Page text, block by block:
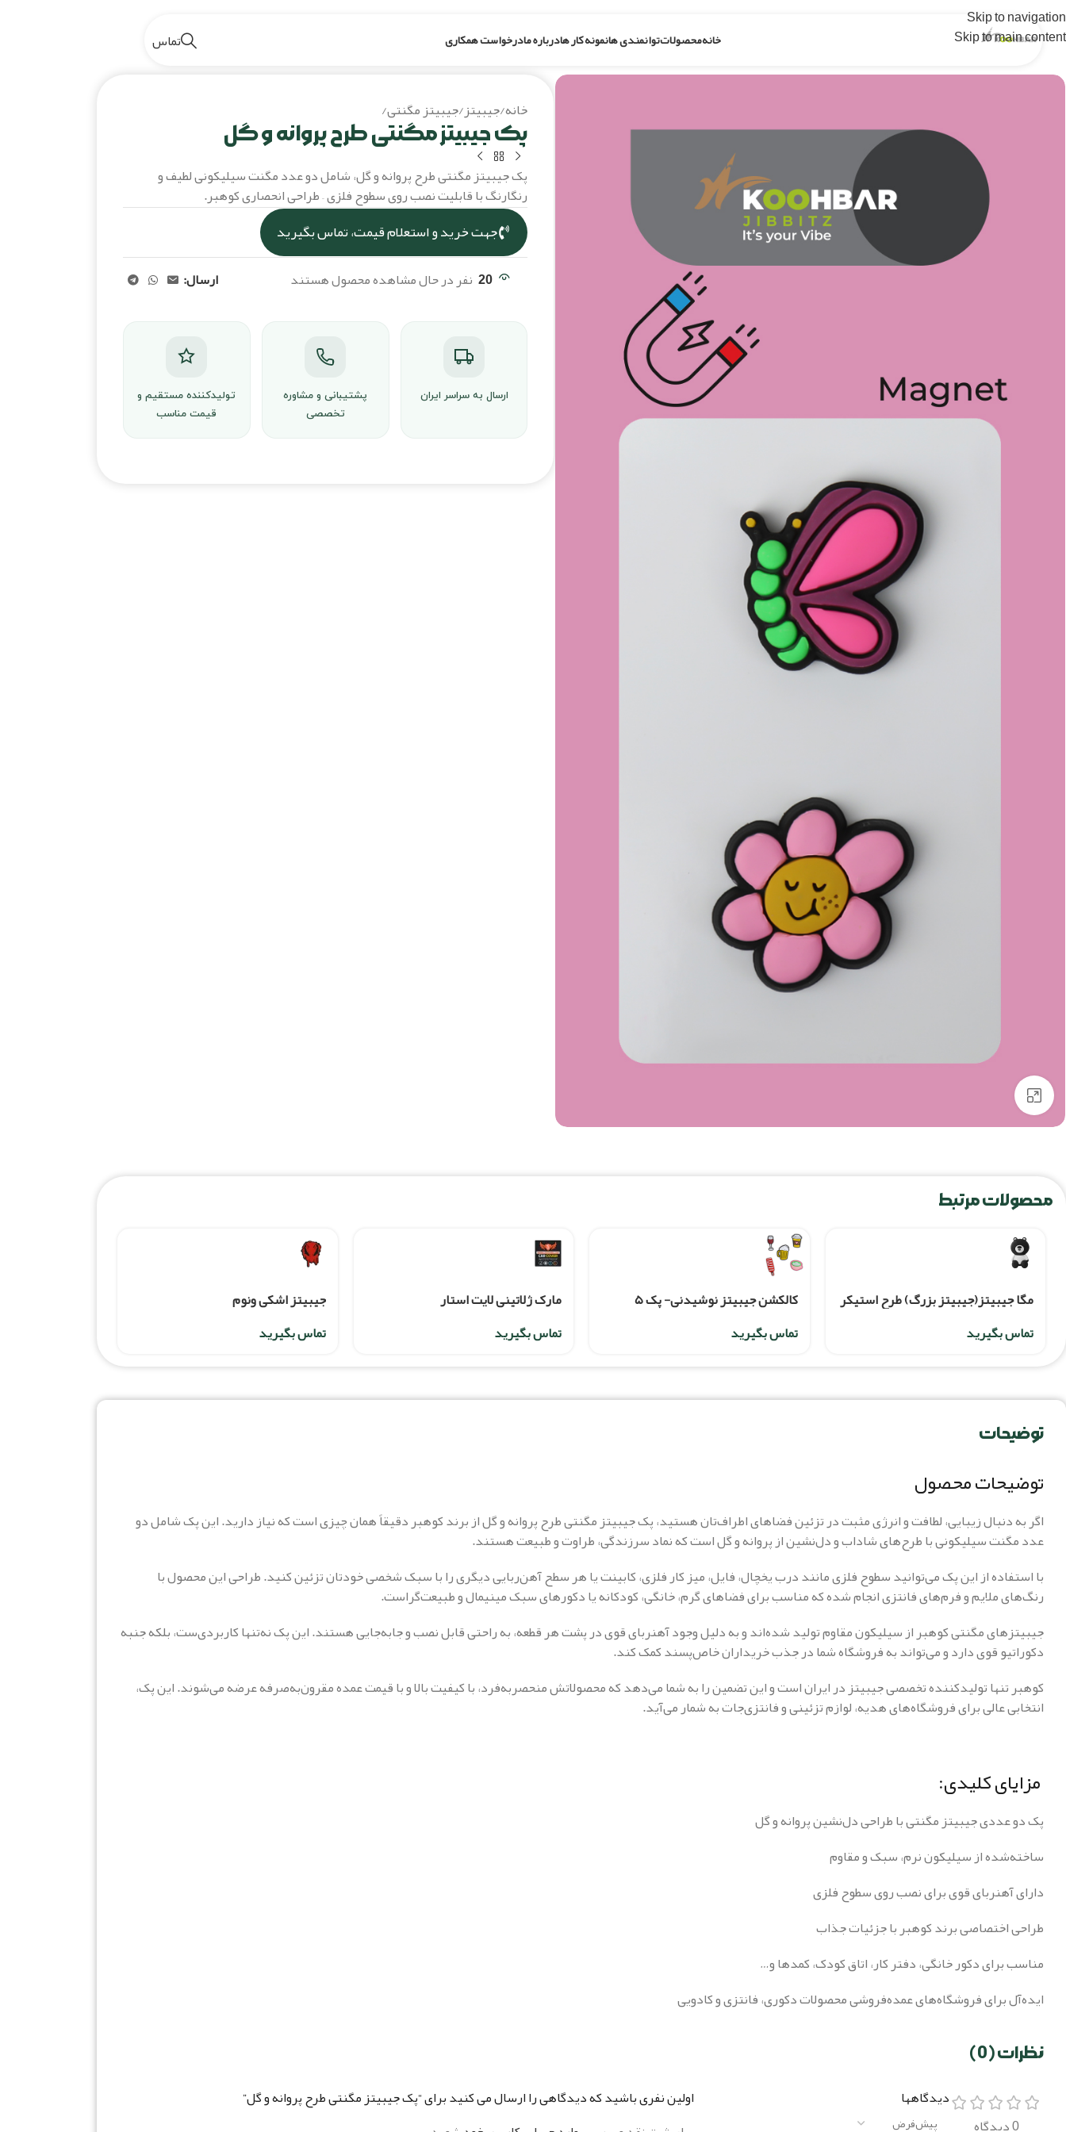
Skip to navigation
Skip to main content خانهمحصولاتتوانمندی هانمونه کار هادرباره مادرخواست همکاری تماس
خانه/جیبیتز/جیبیتز مگنتی/
پک جیبیتز مگنتی طرح پروانه و گل
پک جیبیتز مگنتی طرح پروانه و گل، شامل دو عدد مگنت سیلیکونی لطیف و
رنگارنگ با قابلیت نصب روی سطوح فلزی – طراحی انحصاری کوهبر.
جهت خرید و استعلام قیمت، تماس بگیرید
20 نفر در حال مشاهده محصول هستند ارسال:
ارسال به سراسر ایران
پشتیبانی و مشاوره
تخصصی
تولیدکننده مستقیم و
قیمت مناسب
محصولات مرتبط
مگا جیبیتز(جیبیتز بزرگ) طرح استيکر
تماس بگیرید
کالکشن جیبیتز نوشیدنی- پک ۵
تماس بگیرید
مارک ژلاتینی لایت استار
تماس بگیرید
جیبیتز اشکی ونوم
تماس بگیرید
توضیحات
توضیحات محصول
اگر به دنبال زیبایی، لطافت و انرژی مثبت در تزئین فضاهای اطراف‌تان هستید، پک جیبیتز مگنتی طرح پروانه و گل از برند کوهبر دقیقاً همان چیزی است که نیاز دارید. این پک شامل دو
عدد مگنت سیلیکونی با طرح‌های شاداب و دل‌نشین از پروانه و گل است که نماد سرزندگی، طراوت و طبیعت هستند.
با استفاده از این پک می‌توانید سطوح فلزی مانند درب یخچال، فایل، میز کار فلزی، کابینت یا هر سطح آهن‌ربایی دیگری را با سبک شخصی خودتان تزئین کنید. طراحی این محصول با
رنگ‌های ملایم و فرم‌های فانتزی انجام شده که مناسب برای فضاهای گرم، خانگی، کودکانه یا دکورهای سبک مینیمال و طبیعت‌گراست.
جیبیتزهای مگنتی کوهبر از سیلیکون مقاوم تولید شده‌اند و به دلیل وجود آهنربای قوی در پشت هر قطعه، به راحتی قابل نصب و جابه‌جایی هستند. این پک نه‌تنها کاربردی‌ست، بلکه جنبه
دکوراتیو قوی دارد و می‌تواند به فروشگاه شما در جذب خریداران خاص‌پسند کمک کند.
کوهبر تنها تولیدکننده تخصصی جیبیتز در ایران است و این تضمین را به شما می‌دهد که محصولاتش منحصربه‌فرد، با کیفیت بالا و با قیمت عمده مقرون‌به‌صرفه عرضه می‌شوند. این پک،
انتخابی عالی برای فروشگاه‌های هدیه، لوازم تزئینی و فانتزی‌جات به شمار می‌آید.
مزایای کلیدی:
پک دو عددی جیبیتز مگنتی با طراحی دل‌نشین پروانه و گل
ساخته‌شده از سیلیکون نرم، سبک و مقاوم
دارای آهنربای قوی برای نصب روی سطوح فلزی
طراحی اختصاصی برند کوهبر با جزئیات جذاب
مناسب برای دکور خانگی، دفتر کار، اتاق کودک، کمدها و…
ایده‌آل برای فروشگاه‌های عمده‌فروشی محصولات دکوری، فانتزی و کادویی
نظرات (0)
0 دیدگاه
دیدگاهها
اولین نفری باشید که دیدگاهی را ارسال می کنید برای “پک جیبیتز مگنتی طرح پروانه و گل”